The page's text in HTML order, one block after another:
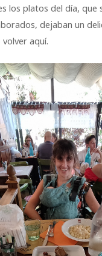
los platos del día, que
dejaban un
aquí.